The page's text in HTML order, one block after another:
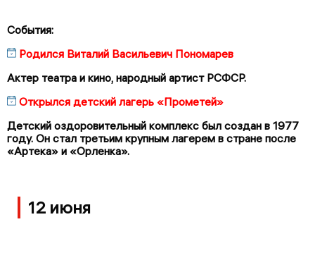
События:
Родился Виталий Васильевич Пономарев
Актер театра и кино, народный артист РСФСР.
Открылся детский лагерь «Прометей»
Детский оздоровительный комплекс был создан в 1977
году. Он стал третьим крупным лагерем в стране после
«Артека» и «Орленка».
12 июня